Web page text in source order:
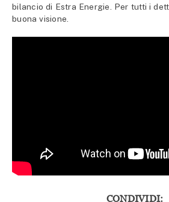
bilancio di Estra Energie. Per tutti i
buona visione.
CONDIVIDI: